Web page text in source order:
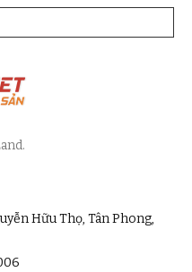
Hữu Thọ, Tân Phong,